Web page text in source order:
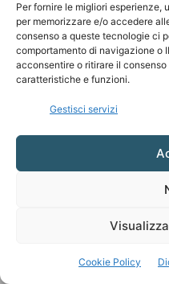
Per fornire le migliori
per memorizzare e/o accedere
consenso a queste tecnologie ci
comportamento di navigazione o
acconsentire o ritirare il
caratteristiche e funzioni.
Gestisci servizi
Cookie Policy